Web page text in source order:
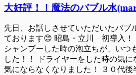
大好評！！魔法のバブル水
先日、お話しさせていただいたバブ
ております😊 昭島・立川 初導入！
シャンプーした時の泡立ちが、いつ
した！！ ドライヤーをした時の気に
気にならなくなりました！ ３０代